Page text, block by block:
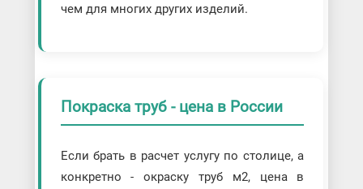
чем для многих других изделий.
Покраска труб - цена в России
Если брать в расчет услугу по столице, а
конкретно - окраску труб м2, цена в